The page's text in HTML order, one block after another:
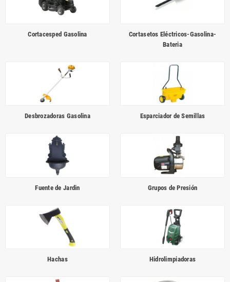
Cortacesped Gasolina
Cortasetos Eléctricos-Gasolina-
Bateria
Desbrozadoras Gasolina Esparciador de Semillas
Fuente de Jardin Grupos de Presión
Hachas Hidrolimpiadoras